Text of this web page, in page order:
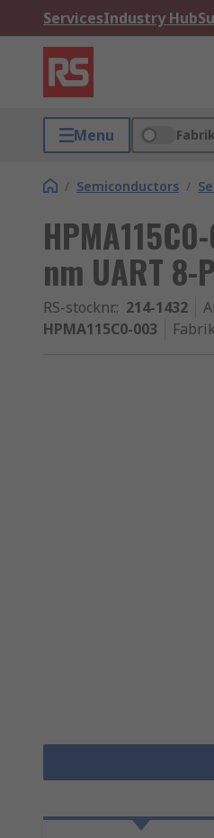
ServicesIndustry Hub
Menu
/ Semiconductors /
nm UART 8-
RS-stocknr.: 214-1432
HPMA115C0-003